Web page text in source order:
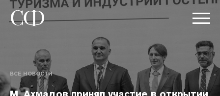
ВСЕ НОВОСТИ